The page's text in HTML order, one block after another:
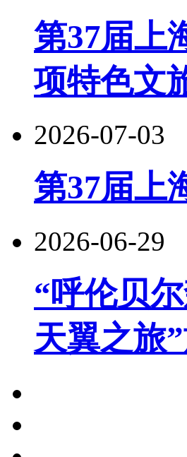
第37届上
项特色文
2026-07-03
第37届上
2026-06-29
“呼伦贝
天翼之旅